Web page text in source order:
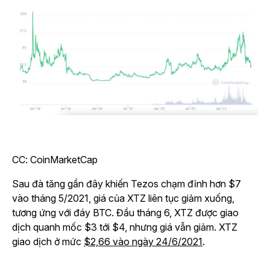
CC: CoinMarketCap
Sau đà tăng gần đây khiến Tezos chạm đỉnh hơn $7
vào tháng 5/2021, giá của XTZ liên tục giảm xuống,
tương ứng với đáy BTC. Đầu tháng 6, XTZ được giao
dịch quanh mốc $3 tới $4, nhưng giá vẫn giảm. XTZ
giao dịch ở mức $2,66 vào ngày 24/6/2021.